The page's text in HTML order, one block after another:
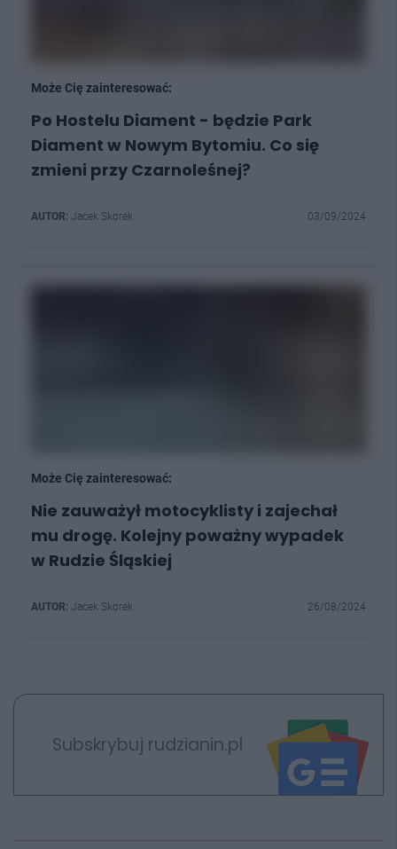
Może Cię zainteresować:
Po Hostelu Diament - będzie Park
Diament w Nowym Bytomiu. Co się
zmieni przy Czarnoleśnej?
AUTOR: Jacek Skorek 03/09/2024
Może Cię zainteresować:
Nie zauważył motocyklisty i zajechał
mu drogę. Kolejny poważny wypadek
w Rudzie Śląskiej
AUTOR: Jacek Skorek 26/08/2024
Subskrybuj rudzianin.pl